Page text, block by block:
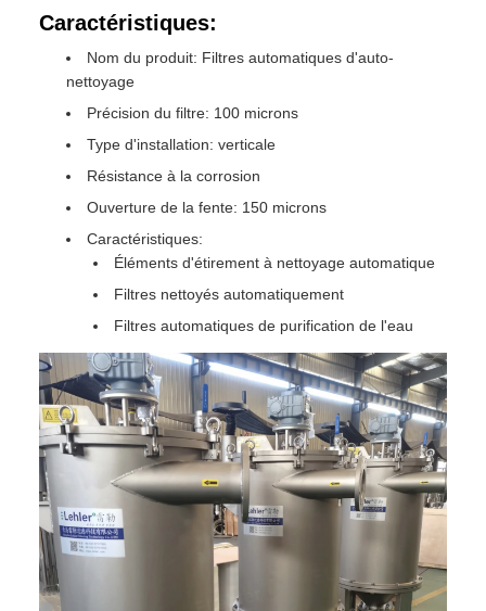
Caractéristiques:
Nom du produit: Filtres automatiques d'auto-
nettoyage
Précision du filtre: 100 microns
Type d'installation: verticale
Résistance à la corrosion
Ouverture de la fente: 150 microns
Caractéristiques:
Éléments d'étirement à nettoyage automatique
Filtres nettoyés automatiquement
Filtres automatiques de purification de l'eau